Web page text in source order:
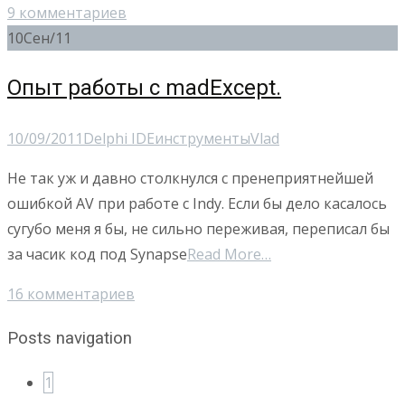
9 комментариев
10Сен/11
Опыт работы с madExcept.
10/09/2011 Delphi IDEинструментыVlad
Не так уж и давно столкнулся с пренеприятнейшей
ошибкой AV при работе с Indy. Если бы дело касалось
сугубо меня я бы, не сильно переживая, переписал бы
за часик код под SynapseRead More…
16 комментариев
Posts navigation
1